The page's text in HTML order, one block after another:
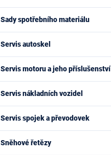
Sady spotřebního materiálu
Servis autoskel
Servis motoru a jeho příslušenství
Servis nákladních vozidel
Servis spojek a převodovek
Sněhové řetězy